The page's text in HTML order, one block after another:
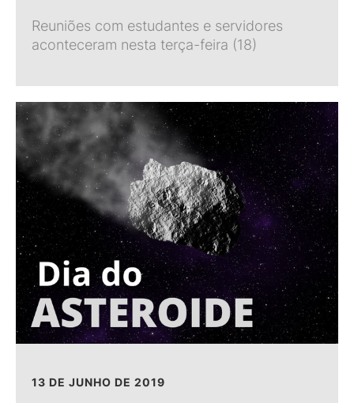
Reuniões com estudantes e servidores
aconteceram nesta terça-feira (18)
13 DE JUNHO DE 2019